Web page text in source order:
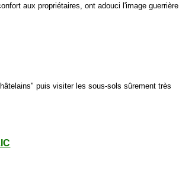
aux propriétaires, ont adouci l'image guerrière
puis visiter les sous-sols sûrement très